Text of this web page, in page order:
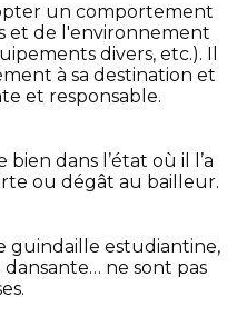
un comportement
et de l'environnement
divers, etc.). Il
à sa destination et
et responsable.
dans l’état où il l’a
ou dégât au bailleur.
guindaille estudiantine,
ne sont pas